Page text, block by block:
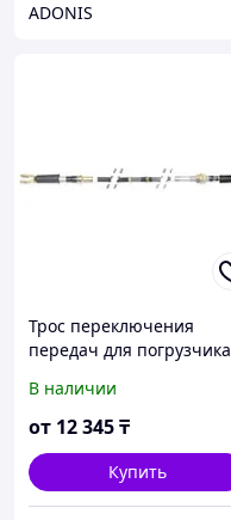
ADONIS
Трос переключения
передач для погрузчика
В наличии
от 12 345₸
Купить